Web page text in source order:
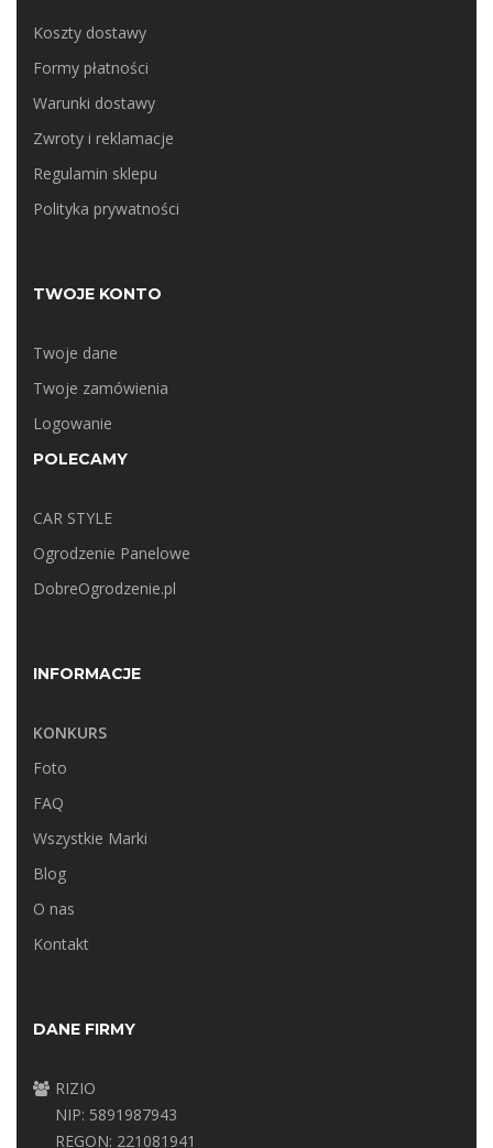
Koszty dostawy
Formy płatności
Warunki dostawy
Zwroty i reklamacje
Regulamin sklepu
Polityka prywatności
TWOJE KONTO
Twoje dane
Twoje zamówienia
Logowanie
POLECAMY
CAR STYLE
Ogrodzenie Panelowe
DobreOgrodzenie.pl
INFORMACJE
KONKURS
Foto
FAQ
Wszystkie Marki
Blog
O nas
Kontakt
DANE FIRMY
RIZIO
NIP: 5891987943
REGON: 221081941